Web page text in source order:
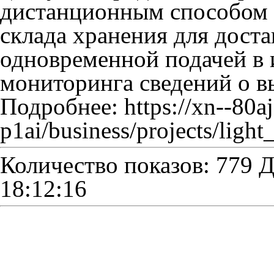
дистанционным способом
склада хранения для
одновременной подачей
мониторинга сведений о
Подробнее: https://xn--
p1ai/business/projects/
Количество показов: 779
18:12:16